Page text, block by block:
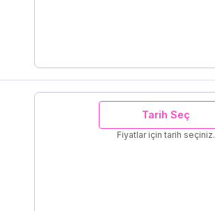
Fiyatlar için tarih seçiniz.
Tarih Seç